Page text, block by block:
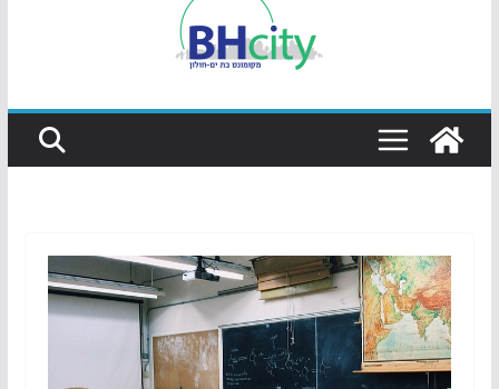
הקיץ של בני הנוער בבת־ים: חוף הריביירה הופך למרחב
בטוח בשעות הערב